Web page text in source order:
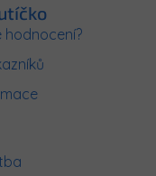
hodnocení?